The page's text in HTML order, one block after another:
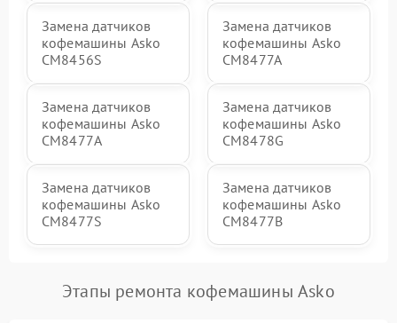
Замена датчиков
кофемашины Asko
CM8456S
Замена датчиков
кофемашины Asko
CM8477A
Замена датчиков
кофемашины Asko
СМ8477А
Замена датчиков
кофемашины Asko
CM8478G
Замена датчиков
кофемашины Asko
CM8477S
Замена датчиков
кофемашины Asko
CM8477B
Этапы ремонта кофемашины Asko